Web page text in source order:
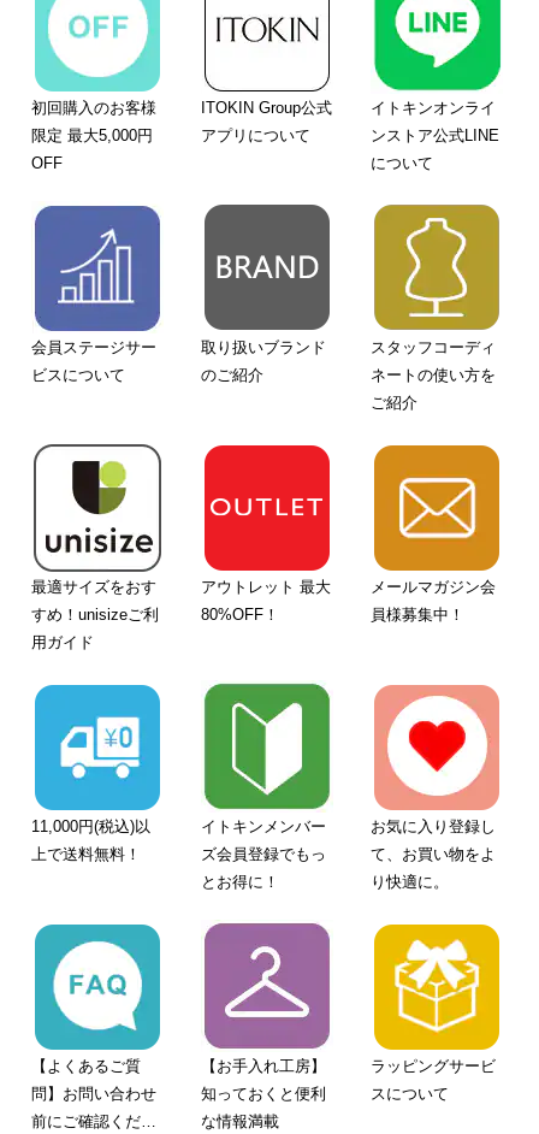
初回購入のお客様
限定 最大5,000円
OFF
ITOKIN Group公式
アプリについて
イトキンオンライ
ンストア公式LINE
について
会員ステージサー
ビスについて
取り扱いブランド
のご紹介
スタッフコーディ
ネートの使い方を
ご紹介
最適サイズをおす
すめ！unisizeご利
用ガイド
アウトレット 最大
80%OFF！
メールマガジン会
員様募集中！
11,000円(税込)以
上で送料無料！
イトキンメンバー
ズ会員登録でもっ
とお得に！
お気に入り登録し
て、お買い物をよ
り快適に。
【よくあるご質
問】お問い合わせ
前にご確認くださ
【お手入れ工房】
知っておくと便利
な情報満載
ラッピングサービ
スについて